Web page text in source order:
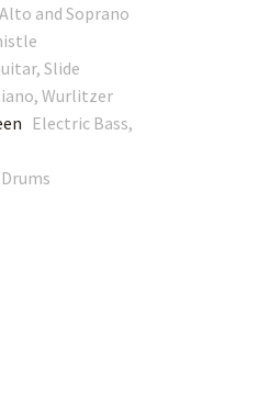
Alto and Soprano
Slide
Wurlitzer
Electric Bass,
Drums